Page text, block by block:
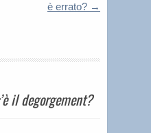
è errato? →
il degorgement?